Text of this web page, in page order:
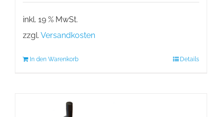
inkl. 19 % MwSt.
zzgl. Versandkosten
In den Warenkorb Details